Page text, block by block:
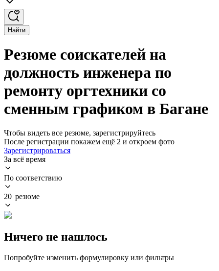
Найти
Резюме соискателей на
должность инженера по
ремонту оргтехники со
сменным графиком в Багане
Чтобы видеть все резюме, зарегистрируйтесь
После регистрации покажем ещё 2 и откроем фото
Зарегистрироваться
За всё время
По соответствию
20 резюме
Ничего не нашлось
Попробуйте изменить формулировку или фильтры